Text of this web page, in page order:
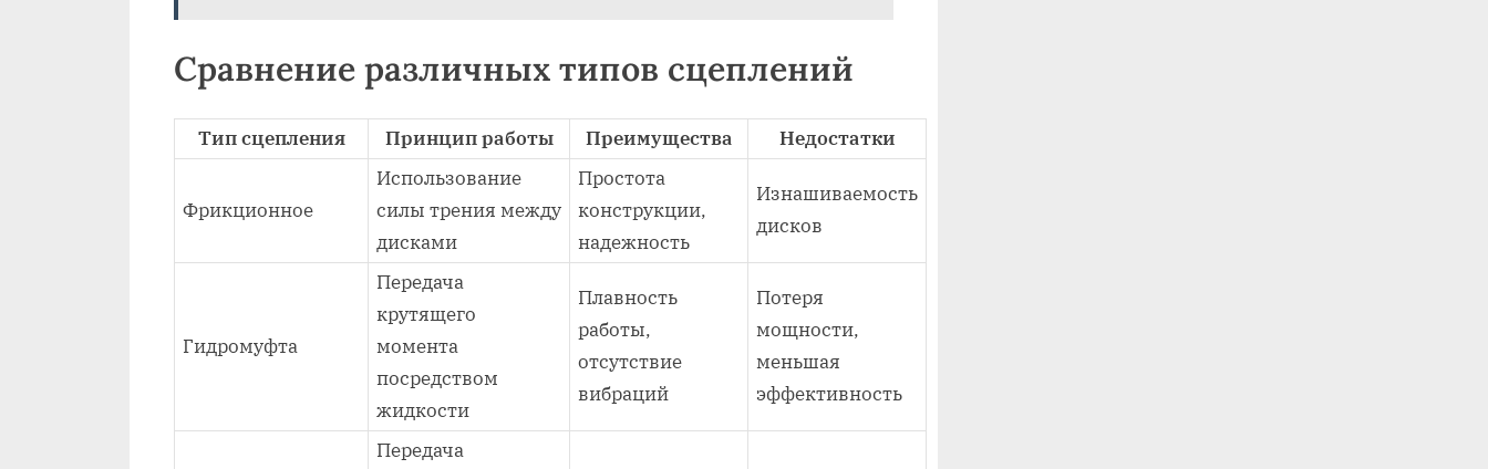
Сравнение различных типов сцеплений
Тип сцепления Принцип работы Преимущества Недостатки
Фрикционное
Использование
силы трения между
дисками
Простота
конструкции,
надежность
Изнашиваемость
дисков
Гидромуфта
Передача
крутящего
момента
посредством
жидкости
Плавность
работы,
отсутствие
вибраций
Потеря
мощности,
меньшая
эффективность
Передача